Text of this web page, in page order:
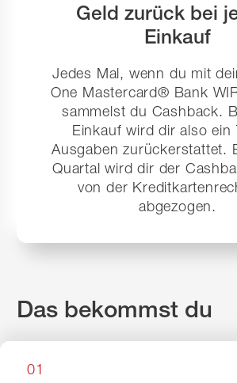
Geld zurück bei
Einkauf
Jedes Mal, wenn du mit
One Mastercard® Bank
sammelst du Cashback.
Einkauf wird dir also ein
Ausgaben zurückerstattet.
Quartal wird dir der
von der
abgezogen.
Das bekommst du
01